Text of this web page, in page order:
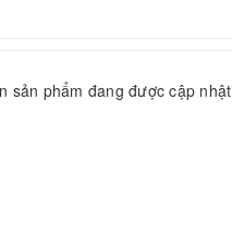
sản phẩm đang được cập nhật